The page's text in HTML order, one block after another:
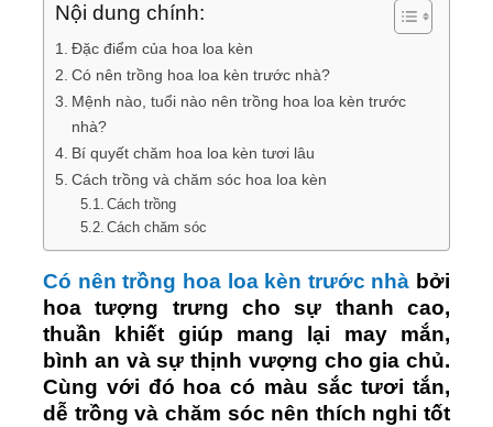
Nội dung chính:
Đặc điểm của hoa loa kèn
Có nên trồng hoa loa kèn trước nhà?
Mệnh nào, tuổi nào nên trồng hoa loa kèn trước
nhà?
Bí quyết chăm hoa loa kèn tươi lâu
Cách trồng và chăm sóc hoa loa kèn
Cách trồng
Cách chăm sóc
Có nên trồng hoa loa kèn trước nhà bởi
hoa tượng trưng cho sự thanh cao,
thuần khiết giúp mang lại may mắn,
bình an và sự thịnh vượng cho gia chủ.
Cùng với đó hoa có màu sắc tươi tắn,
dễ trồng và chăm sóc nên thích nghi tốt